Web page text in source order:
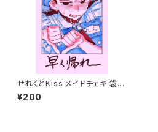
せれくとKiss メイドチェキ 袋崎
蓮
¥200